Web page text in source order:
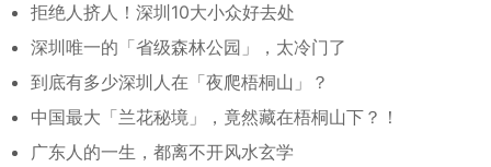
拒绝人挤人！深圳10大小众好去处
深圳唯一的「省级森林公园」，太冷门了
到底有多少深圳人在「夜爬梧桐山」？
中国最大「兰花秘境」，竟然藏在梧桐山下？！
广东人的一生，都离不开风水玄学